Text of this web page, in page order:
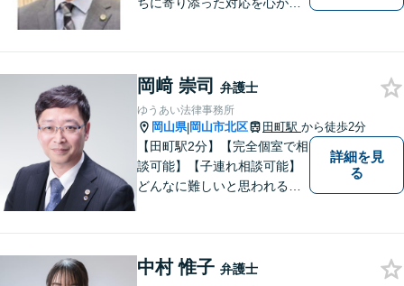
岡﨑 崇司 弁護士
ゆうあい法律事務所
岡山県|岡山市北区 田町駅 から徒歩2分
【田町駅2分】【完全個室で相
談可能】【子連れ相談可能】
どんなに難しいと思われる案
ている皆さまの現状を良い方
詳細を見
る
中村 惟子 弁護士